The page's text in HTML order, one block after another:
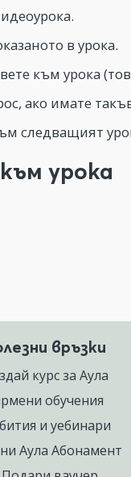
в урока.
към урока
ако имате
следващият
урока
връзки
курс за Аула
обучения
и уебинари
Аула Абонамент